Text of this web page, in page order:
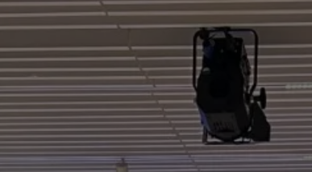
Observatorio del Comercio
Transformación Digital
Proyecto
Programa
Marketing
Branding